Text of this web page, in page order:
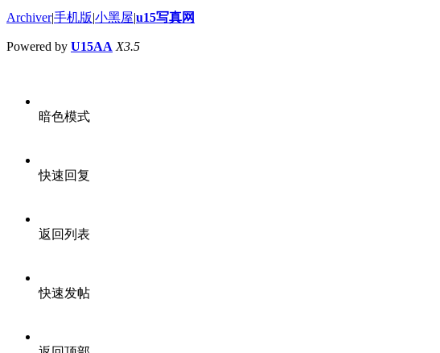
Archiver|手机版|小黑屋|u15写真网
Powered by U15AA X3.5
暗色模式
快速回复
返回列表
快速发帖